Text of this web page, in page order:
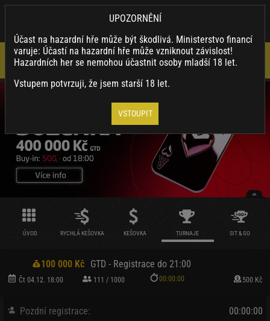
UPOZORNĚNÍ
Účast na hazardní hře může být škodlivá. Ministerstvo financí
varuje: Účastí na hazardní hře může vzniknout závislost!
Hazardních her se nemohou účastnit osoby mladší 18 let.
Vstupem potvrzuji, že jsem starší 18 let.
VSTOUPIT
ÚVOD RYCHLÁ KEŠOVKA KEŠOVKA TURNAJE SIT & GO
100 000 Kč GTD - Registrace do 21:00
Čt 04.12. 18:00 111 / 1000 00:00:00 500 Kč
Pozdní registrace:
00:00:00